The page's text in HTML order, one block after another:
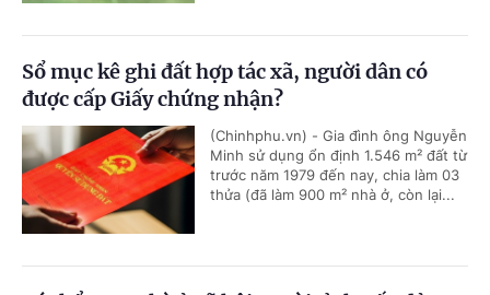
Sổ mục kê ghi đất hợp tác xã, người dân có
được cấp Giấy chứng nhận?
(Chinhphu.vn) - Gia đình ông Nguyễn
Minh sử dụng ổn định 1.546 m² đất từ
trước năm 1979 đến nay, chia làm 03
thửa (đã làm 900 m² nhà ở, còn lại...